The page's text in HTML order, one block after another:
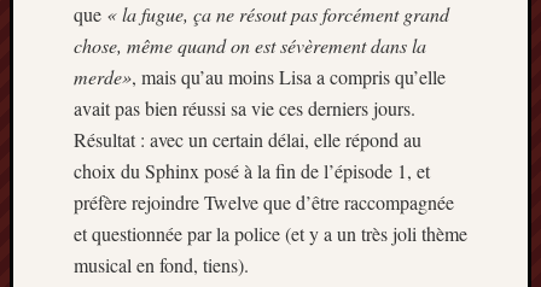
que « la fugue, ça ne résout pas forcément grand
chose, même quand on est sévèrement dans la
merde», mais qu’au moins Lisa a compris qu’elle
avait pas bien réussi sa vie ces derniers jours.
Résultat : avec un certain délai, elle répond au
choix du Sphinx posé à la fin de l’épisode 1, et
préfère rejoindre Twelve que d’être raccompagnée
et questionnée par la police (et y a un très joli thème
musical en fond, tiens).